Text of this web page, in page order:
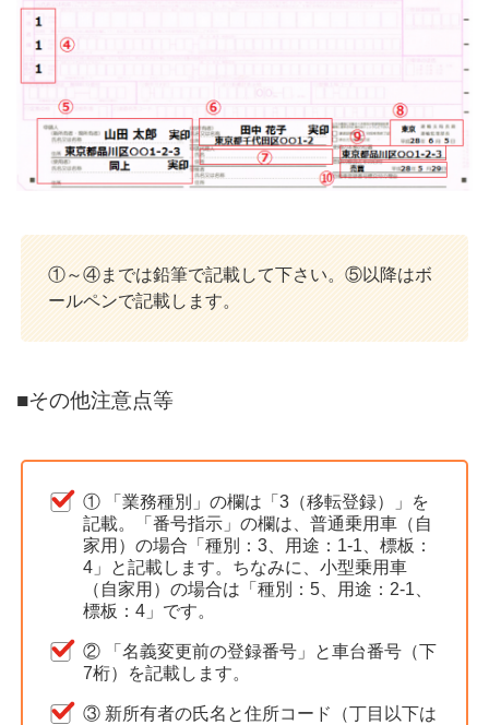
①～④までは鉛筆で記載して下さい。⑤以降はボ
ールペンで記載します。
■その他注意点等
① 「業務種別」の欄は「3（移転登録）」を
記載。「番号指示」の欄は、普通乗用車（自
家用）の場合「種別：3、用途：1-1、標板：
4」と記載します。ちなみに、小型乗用車
（自家用）の場合は「種別：5、用途：2-1、
標板：4」です。
② 「名義変更前の登録番号」と車台番号（下
7桁）を記載します。
③ 新所有者の氏名と住所コード（丁目以下は